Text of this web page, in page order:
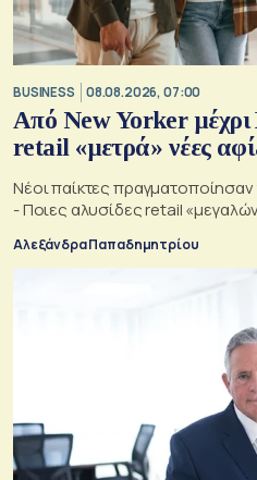
BUSINESS 08.08.2026, 07:00
Από New Yorker
retail «μετρά» νέες
Νέοι παίκτες
- Ποιες αλυσίδες retail
Αλεξάνδρα Παπαδημητρίου